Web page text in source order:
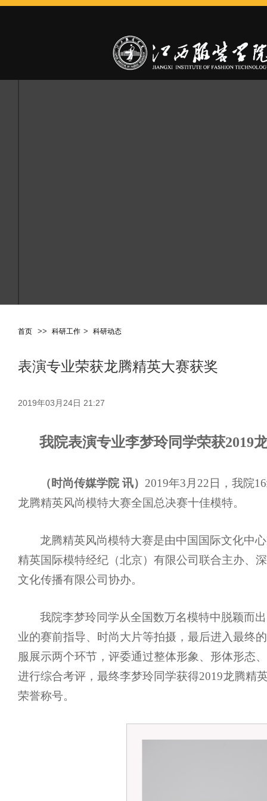
首页 >> 科研工作 > 科研动态
表演专业荣获龙腾精英大赛获奖
2019年03月24日 21:27
我院表演专业李梦玲同学荣获2019
（时尚传媒学院 讯） 2019年3月22日，我院
龙腾精英风尚模特大赛全国总决赛十佳模特。
龙腾精英风尚模特大赛是由中国国际文化中
精英国际模特经纪（北京）有限公司联合主办、
文化传播有限公司协办。
我院李梦玲同学从全国数万名模特中脱颖而
业的赛前指导、时尚大片等拍摄，最后进入最终
服展示两个环节，评委通过整体形象、形体形态
进行综合考评，最终李梦玲同学获得2019龙腾精
荣誉称号。
点击进入搜索或按ESC关闭